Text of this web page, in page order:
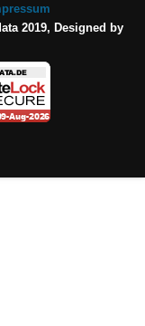
2019, Designed by